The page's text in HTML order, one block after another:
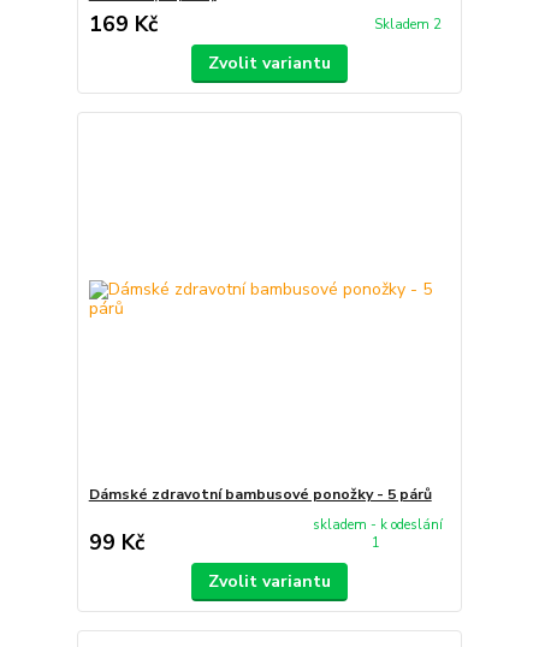
169 Kč Skladem 2
Zvolit variantu
Dámské zdravotní bambusové ponožky - 5 párů
99 Kč
skladem - k odeslání
1
Zvolit variantu